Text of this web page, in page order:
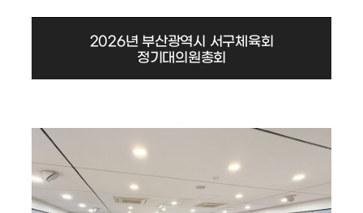
2026년 부산광역시 서구체육회
정기대의원총회